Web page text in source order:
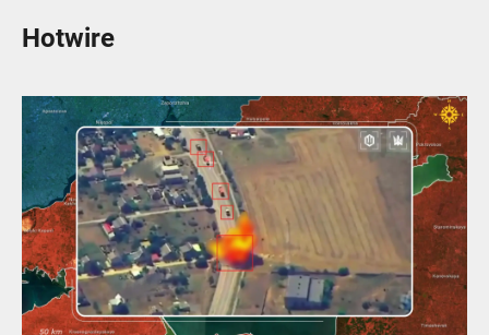
Hotwire